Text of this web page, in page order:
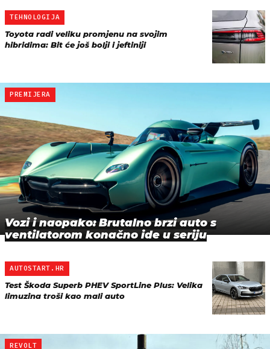
TEHNOLOGIJA
Toyota radi veliku promjenu na svojim
hibridima: Bit će još bolji i jeftiniji
PREMIJERA
Vozi i naopako: Brutalno brzi auto s
ventilatorom konačno ide u seriju
AUTOSTART.HR
Test Škoda Superb PHEV SportLine Plus: Velika
limuzina troši kao mali auto
REVOLT